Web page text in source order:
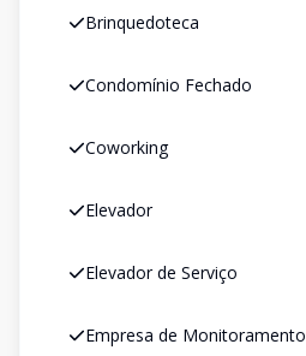
Brinquedoteca
Condomínio Fechado
Coworking
Elevador
Elevador de Serviço
Empresa de Monitoramento